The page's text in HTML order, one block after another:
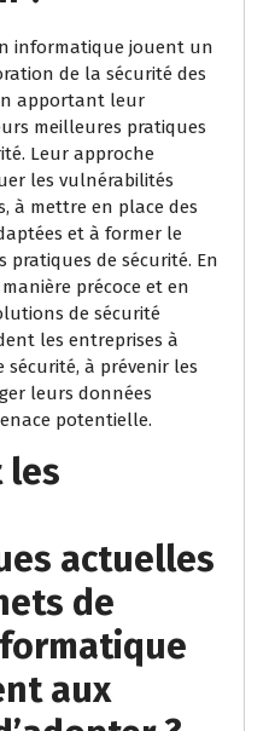
informatique jouent un
de la sécurité des
apportant leur
meilleures pratiques
Leur approche
les vulnérabilités
à mettre en place des
et à former le
de sécurité. En
précoce et en
de sécurité
les entreprises à
à prévenir les
leurs données
potentielle.
les
actuelles
de
aux